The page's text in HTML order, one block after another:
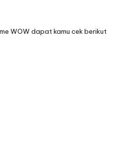
WOW dapat kamu cek berikut